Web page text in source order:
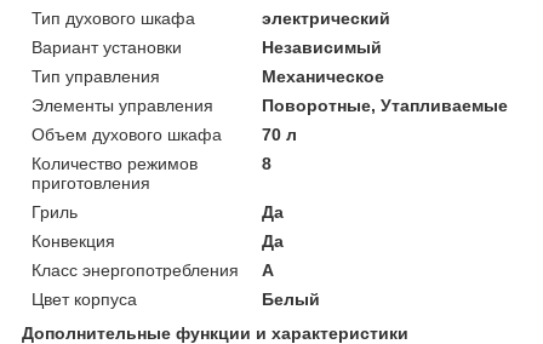
Тип духового шкафа
электрический
Вариант установки
Независимый
Тип управления
Механическое
Элементы управления
Поворотные, Утапливаемые
Объем духового шкафа
70 л
Количество режимов
приготовления
8
Гриль
Да
Конвекция
Да
Класс энергопотребления
A
Цвет корпуса
Белый
Дополнительные функции и характеристики